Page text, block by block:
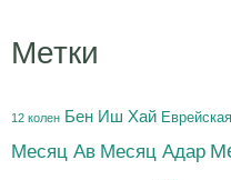
Метки
12 колен Бен Иш Хай
Месяц Ав Месяц Адар